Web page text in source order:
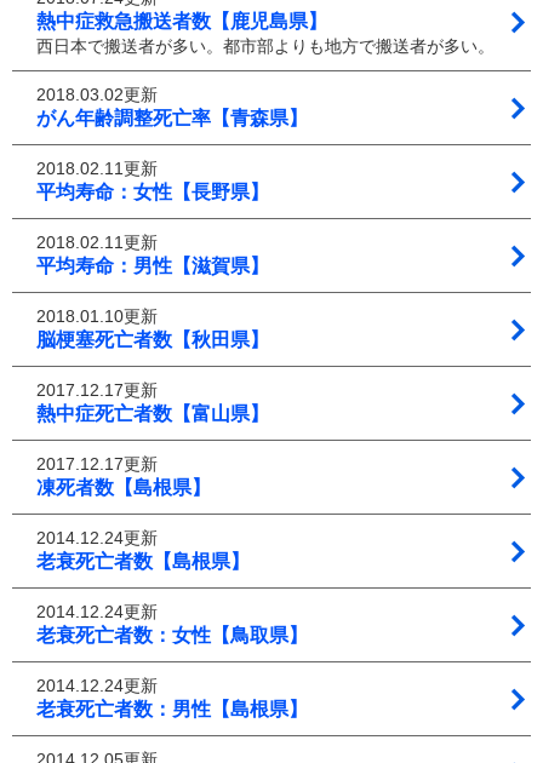
熱中症救急搬送者数【鹿児島県】
西日本で搬送者が多い。都市部よりも地方で搬送者が多い。
2018.03.02更新
がん年齢調整死亡率【青森県】
2018.02.11更新
平均寿命：女性【長野県】
2018.02.11更新
平均寿命：男性【滋賀県】
2018.01.10更新
脳梗塞死亡者数【秋田県】
2017.12.17更新
熱中症死亡者数【富山県】
2017.12.17更新
凍死者数【島根県】
2014.12.24更新
老衰死亡者数【島根県】
2014.12.24更新
老衰死亡者数：女性【鳥取県】
2014.12.24更新
老衰死亡者数：男性【島根県】